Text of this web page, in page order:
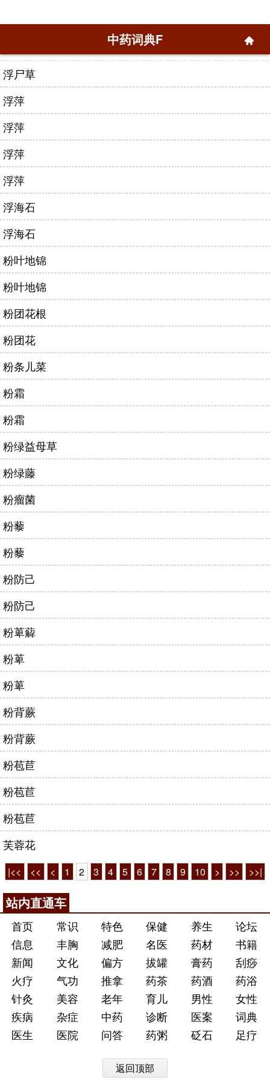
中药词典F
浮尸草
浮萍
浮萍
浮萍
浮萍
浮海石
浮海石
粉叶地锦
粉叶地锦
粉团花根
粉团花
粉条儿菜
粉霜
粉霜
粉绿益母草
粉绿藤
粉瘤菌
粉藜
粉藜
粉防己
粉防己
粉萆薢
粉萆
粉萆
粉背蕨
粉背蕨
粉苞苣
粉苞苣
粉苞苣
芙蓉花
|<< << < 1 2 3 4 5 6 7 8 9 10 > >> >>|
站内直通车
首页 常识 特色 保健 养生
论坛
信息
丰胸 减肥 名医 药材
书籍
新闻
文化 偏方 拔罐 膏药
刮痧
火疗
气功 推拿 药茶 药酒
药浴
针灸
美容 老年 育儿 男性
女性
疾病
杂症 中药 诊断 医案
词典
医生
医院 问答 药粥 砭石 足疗
返回顶部